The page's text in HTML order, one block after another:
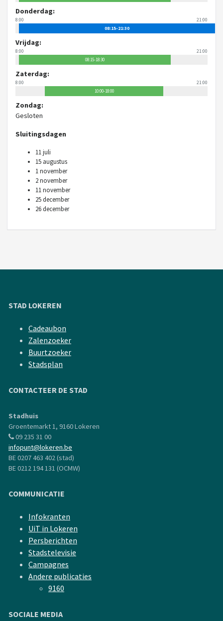
Donderdag:
8:00 21:00
08:15-21:30
Vrijdag:
8:00 21:00
08:15-18:30
Zaterdag:
8:00 21:00
10:00-18:00
Zondag:
Gesloten
Sluitingsdagen
11 juli
15 augustus
1 november
2 november
11 november
25 december
26 december
STAD LOKEREN
Cadeaubon
Zalenzoeker
Buurtzoeker
Stadsplan
CONTACTEER DE STAD
Stadhuis
Groentemarkt 1, 9160 Lokeren
09 235 31 00
infopunt@lokeren.be
BE 0207 463 402 (stad)
BE 0212 194 131 (OCMW)
COMMUNICATIE
Infokranten
UiT in Lokeren
Persberichten
Stadstelevisie
Campagnes
Andere publicaties
9160
SOCIALE MEDIA